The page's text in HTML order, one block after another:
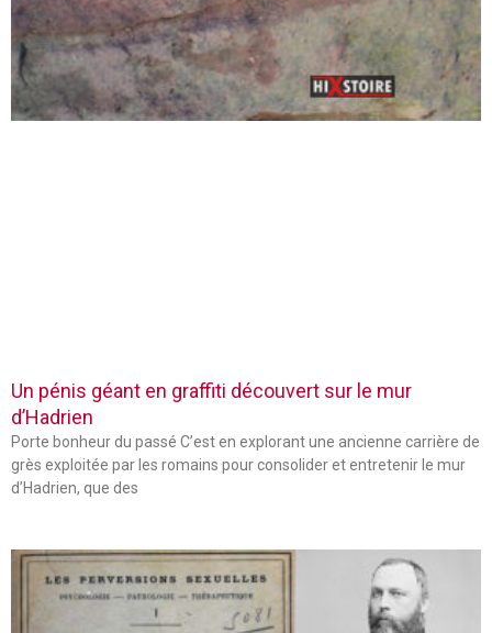
Un pénis géant en graffiti découvert sur le mur
d’Hadrien
Porte bonheur du passé C’est en explorant une ancienne carrière de
grès exploitée par les romains pour consolider et entretenir le mur
d’Hadrien, que des